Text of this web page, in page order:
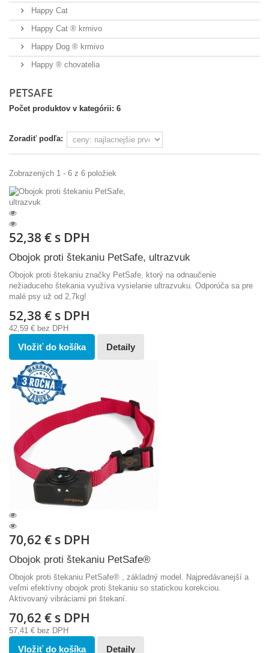
Happy Cat
Happy Cat ® krmivo
Happy Dog ® krmivo
Happy ® chovatelia
PETSAFE
Počet produktov v kategórii: 6
Zoradiť podľa:
Zobrazených 1 - 6 z 6 položiek
52,38 € s DPH
Obojok proti štekaniu PetSafe, ultrazvuk
Obojok proti štekaniu značky PetSafe, ktorý na odnaučenie
nežiaduceho štekania využíva vysielanie ultrazvuku. Odporúča sa pre
malé psy už od 2,7kg!
52,38 € s DPH
42,59 € bez DPH
Vložiť do košíka Detaily
70,62 € s DPH
Obojok proti štekaniu PetSafe®
Obojok proti štekaniu PetSafe® , základný model. Najpredávanejší a
veľmi efektívny obojok proti štekaniu so statickou korekciou.
Aktivovaný vibráciami pri štekaní.
70,62 € s DPH
57,41 € bez DPH
Vložiť do košíka Detaily